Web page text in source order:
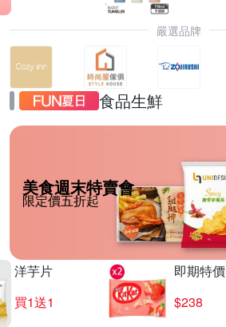
嚴選品牌
食品生鮮
美食週末特賣會
限定價五折起
洋芋片
買1送1
即期特價
$238